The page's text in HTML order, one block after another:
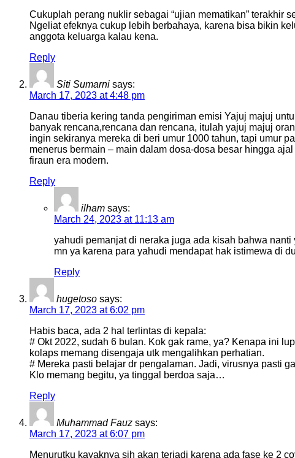
Cukuplah perang nuklir sebagai “ujian mematikan” terakhir
Ngeliat efeknya cukup lebih berbahaya, karena bisa bikin
anggota keluarga kalau kena.
Reply
Siti Sumarni says:
March 17, 2023 at 4:48 pm
Danau tiberia kering tanda pengiriman emisi Yajuj majuj
banyak rencana,rencana dan rencana, itulah yajuj majuj
ingin sekiranya mereka di beri umur 1000 tahun, tapi umur
menerus bermain – main dalam dosa-dosa besar hingga
firaun era modern.
Reply
ilham says:
March 24, 2023 at 11:13 am
yahudi pemanjat di neraka juga ada kisah bahwa
mn ya karena para yahudi mendapat hak istimewa di
Reply
hugetoso says:
March 17, 2023 at 6:02 pm
Habis baca, ada 2 hal terlintas di kepala:
# Okt 2022, sudah 6 bulan. Kok gak rame, ya? Kenapa ini
kolaps memang disengaja utk mengalihkan perhatian.
# Mereka pasti belajar dr pengalaman. Jadi, virusnya pasti
Klo memang begitu, ya tinggal berdoa saja…
Reply
Muhammad Fauz says:
March 17, 2023 at 6:07 pm
Menurutku kayaknya sih akan terjadi karena ada fase ke 2